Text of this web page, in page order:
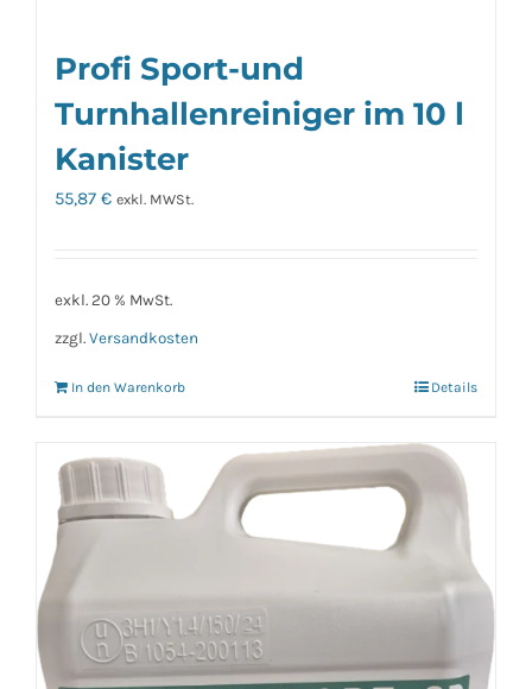
Profi Sport-und
Turnhallenreiniger im 10 l
Kanister
55,87 € exkl. MWSt.
exkl. 20 % MwSt.
zzgl. Versandkosten
In den Warenkorb Details